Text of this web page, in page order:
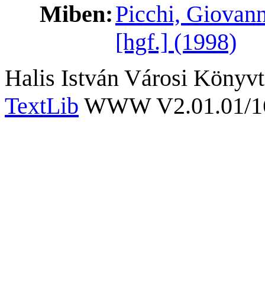
Miben:Picchi,
[hgf.] (1998)
Halis István Városi
TextLib WWW V2.01.01/